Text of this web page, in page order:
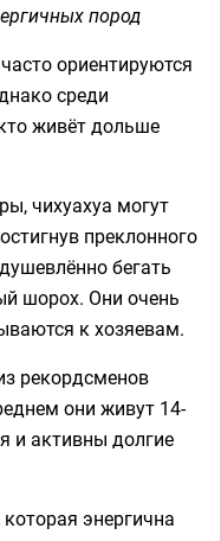
пород
ориентируются
среди
живёт дольше
чихуахуа могут
преклонного
бегать
шорох. Они очень
к хозяевам.
рекордсменов
они живут 14-
и активны долгие
энергична